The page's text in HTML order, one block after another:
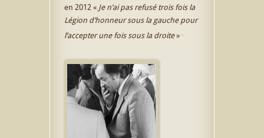
en 2012 « Je n’ai pas refusé trois fois la
Légion d’honneur sous la gauche pour
l’accepter une fois sous la droite» .